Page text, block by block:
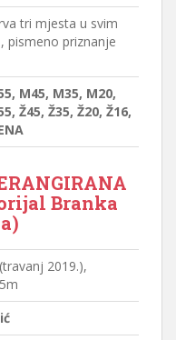
tri mjesta u svim
pismeno priznanje
M45, M35, M20,
Ž45, Ž35, Ž20, Ž16,
Branka
(travanj 2019.),